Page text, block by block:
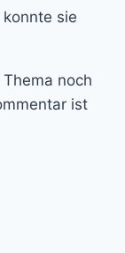
sie
noch
ist